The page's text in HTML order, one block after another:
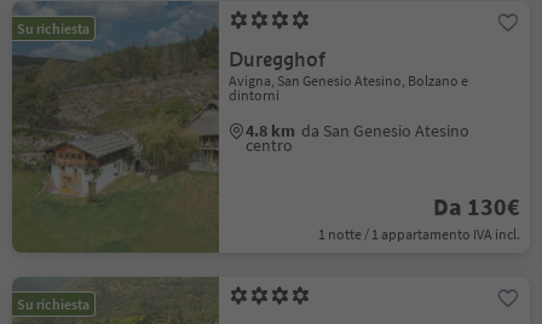
Su richiesta
Duregghof
Avigna, San Genesio Atesino, Bolzano e
dintorni
4.8 km da San Genesio Atesino
centro
Da 130€
1 notte / 1 appartamento IVA incl.
Su richiesta